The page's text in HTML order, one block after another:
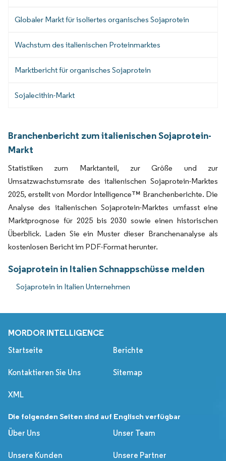
Globaler Markt für isoliertes organisches Sojaprotein
Wachstum des italienischen Proteinmarktes
Marktbericht für organisches Sojaprotein
Sojalecithin-Markt
Branchenbericht zum italienischen Sojaprotein-
Markt
Statistiken zum Marktanteil, zur Größe und zur
Umsatzwachstumsrate des italienischen Sojaprotein-Marktes
2025, erstellt von Mordor Intelligence™ Branchenberichte. Die
Analyse des italienischen Sojaprotein-Marktes umfasst eine
Marktprognose für 2025 bis 2030 sowie einen historischen
Überblick. Laden Sie ein Muster dieser Branchenanalyse als
kostenlosen Bericht im PDF-Format herunter.
Sojaprotein in Italien Schnappschüsse melden
Sojaprotein in Italien Unternehmen
MORDOR INTELLIGENCE
Startseite Berichte
Kontaktieren Sie Uns Sitemap
XML
Die folgenden Seiten sind auf Englisch verfügbar
Über Uns
Unser Team
Unsere Kunden Unsere Partner